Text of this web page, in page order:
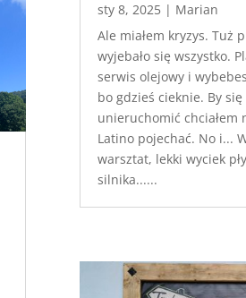
sty 8, 2025| Marian
Ale miałem kryzys. Tuż
wyjebało się wszystko.
serwis olejowy i
bo gdzieś cieknie. By się
unieruchomić chciałem
Latino pojechać. No i...
warsztat, lekki wyciek
silnika......